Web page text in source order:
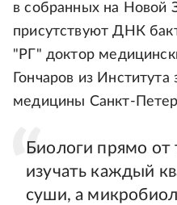
в собранных на Новой
присутствуют ДНК
"РГ" доктор
Гончаров из
медицины Санкт-
Биологи прямо от
изучать каждый
суши, а